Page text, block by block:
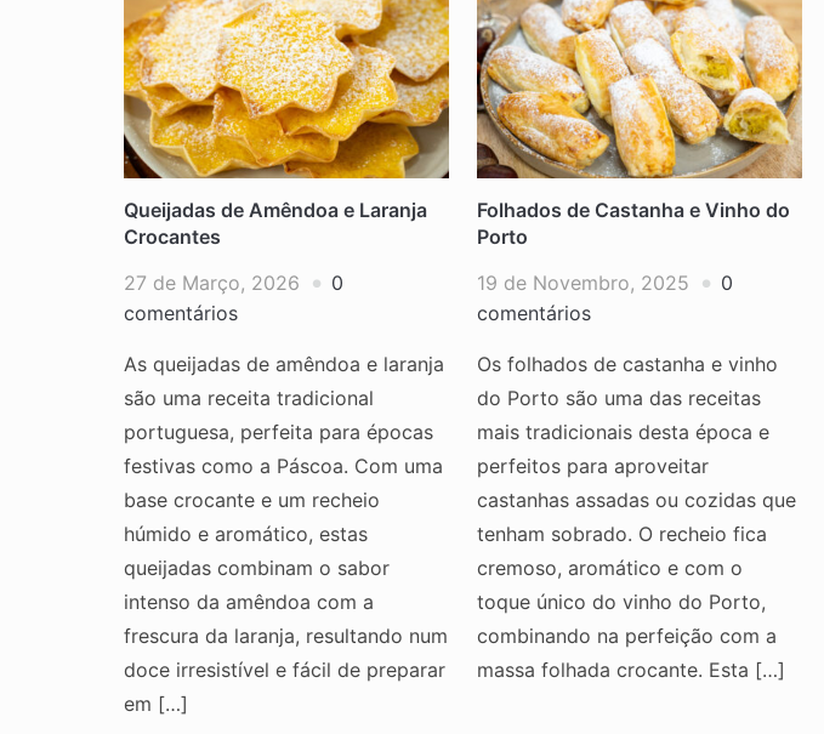
Queijadas de Amêndoa e Laranja
Crocantes
27 de Março, 2026
0
comentários
As queijadas de amêndoa e laranja
são uma receita tradicional
portuguesa, perfeita para épocas
festivas como a Páscoa. Com uma
base crocante e um recheio
húmido e aromático, estas
queijadas combinam o sabor
intenso da amêndoa com a
frescura da laranja, resultando num
doce irresistível e fácil de preparar
em […]
Folhados de Castanha e Vinho do
Porto
19 de Novembro, 2025
0
comentários
Os folhados de castanha e vinho
do Porto são uma das receitas
mais tradicionais desta época e
perfeitos para aproveitar
castanhas assadas ou cozidas que
tenham sobrado. O recheio fica
cremoso, aromático e com o
toque único do vinho do Porto,
combinando na perfeição com a
massa folhada crocante. Esta […]